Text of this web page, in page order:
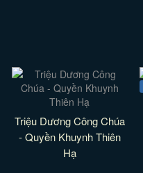
Triệu Dương Công Chúa
- Quyền Khuynh Thiên
Hạ